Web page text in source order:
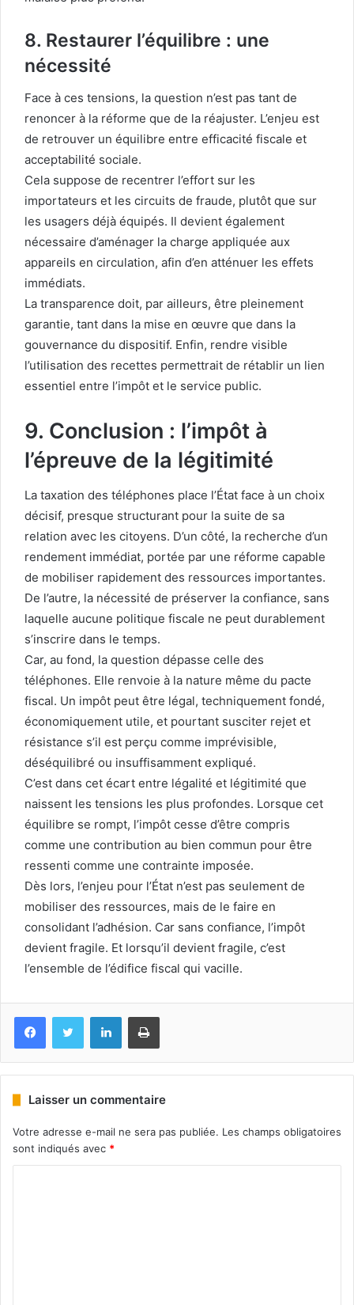
8. Restaurer l’équilibre : une
nécessité
Face à ces tensions, la question n’est pas tant de
renoncer à la réforme que de la réajuster. L’enjeu est
de retrouver un équilibre entre efficacité fiscale et
acceptabilité sociale.
Cela suppose de recentrer l’effort sur les
importateurs et les circuits de fraude, plutôt que sur
les usagers déjà équipés. Il devient également
nécessaire d’aménager la charge appliquée aux
appareils en circulation, afin d’en atténuer les effets
immédiats.
La transparence doit, par ailleurs, être pleinement
garantie, tant dans la mise en œuvre que dans la
gouvernance du dispositif. Enfin, rendre visible
l’utilisation des recettes permettrait de rétablir un lien
essentiel entre l’impôt et le service public.
9. Conclusion : l’impôt à
l’épreuve de la légitimité
La taxation des téléphones place l’État face à un choix
décisif, presque structurant pour la suite de sa
relation avec les citoyens. D’un côté, la recherche d’un
rendement immédiat, portée par une réforme capable
de mobiliser rapidement des ressources importantes.
De l’autre, la nécessité de préserver la confiance, sans
laquelle aucune politique fiscale ne peut durablement
s’inscrire dans le temps.
Car, au fond, la question dépasse celle des
téléphones. Elle renvoie à la nature même du pacte
fiscal. Un impôt peut être légal, techniquement fondé,
économiquement utile, et pourtant susciter rejet et
résistance s’il est perçu comme imprévisible,
déséquilibré ou insuffisamment expliqué.
C’est dans cet écart entre légalité et légitimité que
naissent les tensions les plus profondes. Lorsque cet
équilibre se rompt, l’impôt cesse d’être compris
comme une contribution au bien commun pour être
ressenti comme une contrainte imposée.
Dès lors, l’enjeu pour l’État n’est pas seulement de
mobiliser des ressources, mais de le faire en
consolidant l’adhésion. Car sans confiance, l’impôt
devient fragile. Et lorsqu’il devient fragile, c’est
l’ensemble de l’édifice fiscal qui vacille.
FacebookTwitter LinkedinImprimer
Laisser un commentaire
Votre adresse e-mail ne sera pas publiée. Les champs obligatoires
sont indiqués avec *